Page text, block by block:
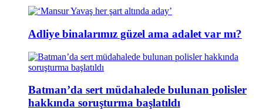
Adliye binalarımız güzel ama adalet var mı?
Batman’da sert müdahalede bulunan polisler
hakkında soruşturma başlatıldı